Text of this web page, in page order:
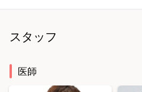
スタッフ
医師